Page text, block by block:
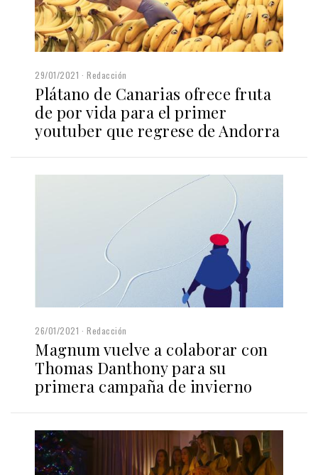
29/01/2021 Redacción
Plátano de Canarias ofrece fruta
de por vida para el primer
youtuber que regrese de Andorra
26/01/2021 Redacción
Magnum vuelve a colaborar con
Thomas Danthony para su
primera campaña de invierno